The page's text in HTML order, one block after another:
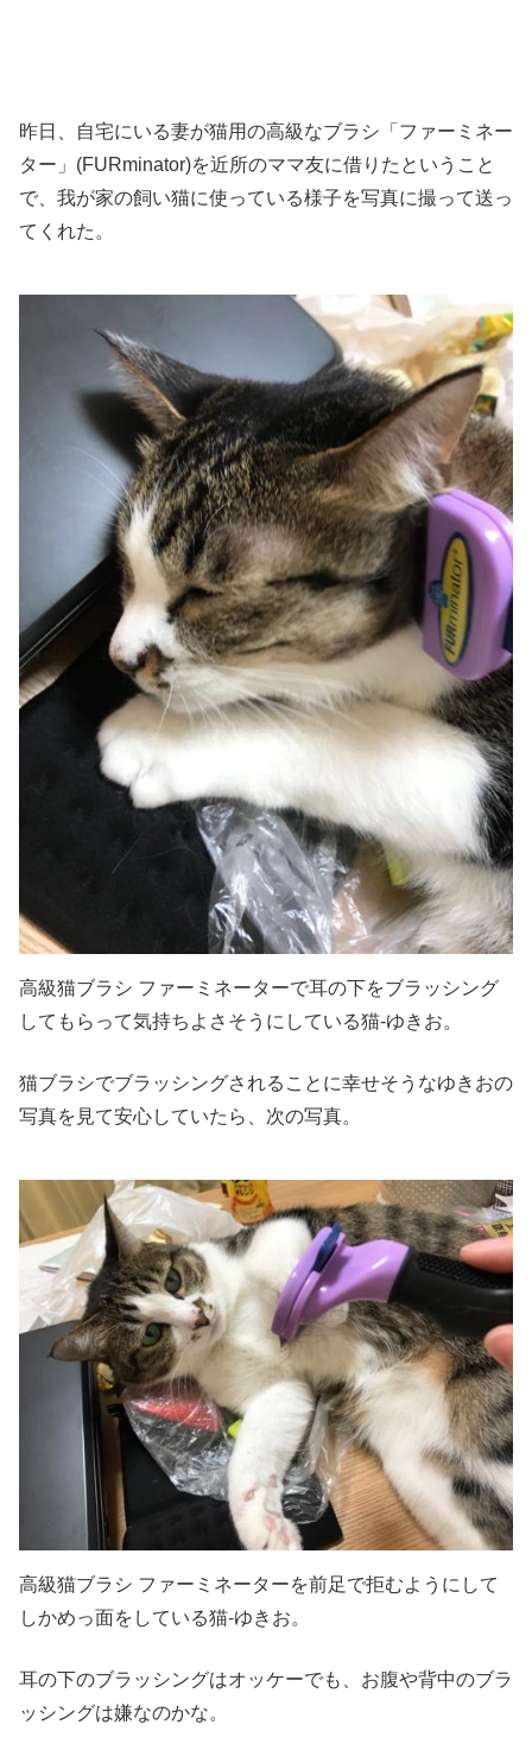
昨日、自宅にいる妻が猫用の高級なブラシ「ファーミネー
ター」(FURminator)を近所のママ友に借りたということ
で、我が家の飼い猫に使っている様子を写真に撮って送っ
てくれた。
高級猫ブラシ ファーミネーターで耳の下をブラッシング
してもらって気持ちよさそうにしている猫-ゆきお。
猫ブラシでブラッシングされることに幸せそうなゆきおの
写真を見て安心していたら、次の写真。
高級猫ブラシ ファーミネーターを前足で拒むようにして
しかめっ面をしている猫-ゆきお。
耳の下のブラッシングはオッケーでも、お腹や背中のブラ
ッシングは嫌なのかな。